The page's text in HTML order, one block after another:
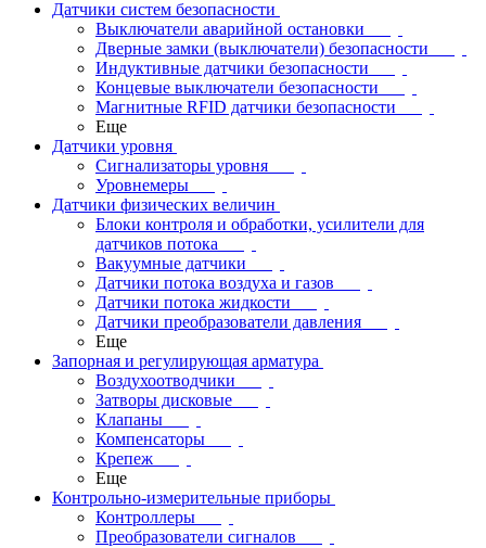
Датчики систем безопасности
Выключатели аварийной остановки
Дверные замки (выключатели) безопасности
Индуктивные датчики безопасности
Концевые выключатели безопасности
Магнитные RFID датчики безопасности
Еще
Датчики уровня
Сигнализаторы уровня
Уровнемеры
Датчики физических величин
Блоки контроля и обработки, усилители для
датчиков потока
Вакуумные датчики
Датчики потока воздуха и газов
Датчики потока жидкости
Датчики преобразователи давления
Еще
Запорная и регулирующая арматура
Воздухоотводчики
Затворы дисковые
Клапаны
Компенсаторы
Крепеж
Еще
Контрольно-измерительные приборы
Контроллеры
Преобразователи сигналов